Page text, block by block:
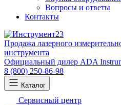
Вопросы и ответы
Контакты
Продажа лазерного
инструмента
Официальный дилер ADA
8 (800) 250-86-98
Каталог
Сервисный центр